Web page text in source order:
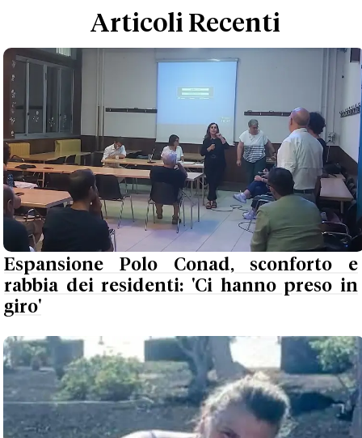
Articoli Recenti
Espansione Polo Conad, sconforto e
rabbia dei residenti: 'Ci hanno preso in
giro'